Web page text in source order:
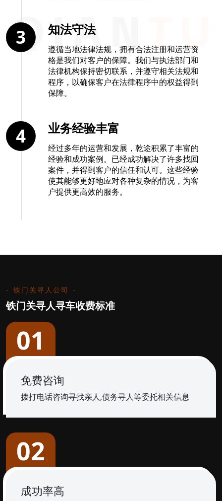
知法守法
遵循当地法律法规，拥有合法注册和运营资
格是我们对客户的保障。我们与执法部门和
法律机构保持密切联系，并遵守相关法规和
程序，以确保客户在法律程序中的权益得到
保障。
3
业务经验丰富
经过多年的运营和发展，乾途积累了丰富的
经验和成功案例。已经成功解决了许多找回
案件，并得到客户的信任和认可。这些经验
使其能够更好地应对各种复杂的情况，为客
户提供更高效的服务。
4
铁门关寻人公司
铁门关寻人寻车收费标准
01
免费咨询
拨打电话咨询寻找亲人,债务寻人等委托相关信息
02
成功率高